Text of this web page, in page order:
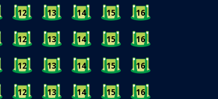
12 13 14 15
16
12 13 14 15
16
12 13 14 15
16
12 13 14 15
16